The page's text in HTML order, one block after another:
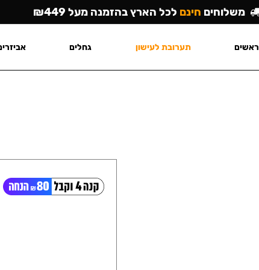
משלוחים חינם לכל הארץ בהזמנה מעל ₪449
ראשים תערובת לעישון גחלים